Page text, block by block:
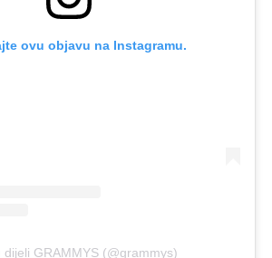
ovu objavu na Instagramu.
dijeli GRAMMYS (@grammys)